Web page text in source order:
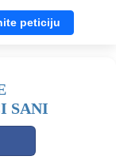
peticiju
SANI